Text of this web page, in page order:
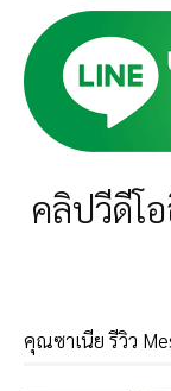
คลิปวีดีโ
คุณซาเนีย รีวิว